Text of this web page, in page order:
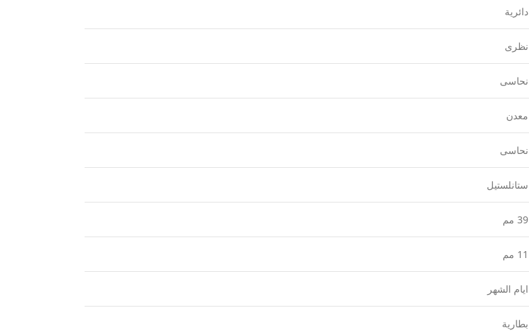
دائرية
نظرى
نحاسى
معدن
نحاسى
ستانلستيل
39 مم
11 مم
ايام الشهر
بطارية